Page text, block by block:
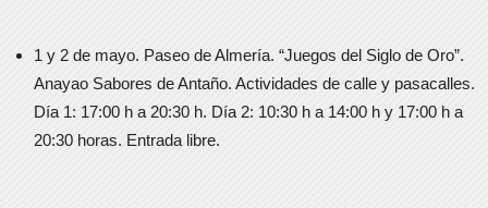
1 y 2 de mayo. Paseo de Almería. “Juegos del Siglo de Oro”.
Anayao Sabores de Antaño. Actividades de calle y pasacalles.
Día 1: 17:00 h a 20:30 h. Día 2: 10:30 h a 14:00 h y 17:00 h a
20:30 horas. Entrada libre.